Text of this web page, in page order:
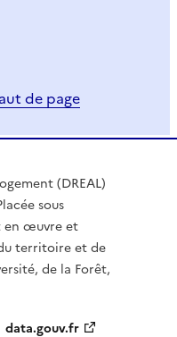
de page
(DREAL)
sous
en œuvre et
territoire et de
de la Forêt,
data.gouv.fr